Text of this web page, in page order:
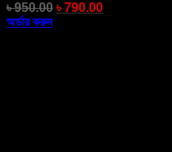
৳950.00 ৳790.00
অর্ডার করুন